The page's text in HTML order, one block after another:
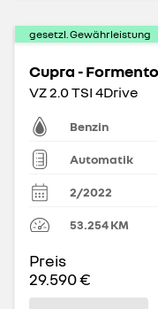
gesetzl. Gewährleistung
Cupra -
VZ 2.0 TSI 4Drive
Benzin
Automatik
2/2022
53.254KM
Preis
29.590 €